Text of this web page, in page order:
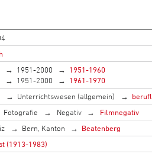
1951-2000
1951-1960
1951-2000
1961-1970
Unterrichtswesen (allgemein)
Fotografie Negativ
Filmnegativ
Bern, Kanton
Beatenberg
(1913-1983)